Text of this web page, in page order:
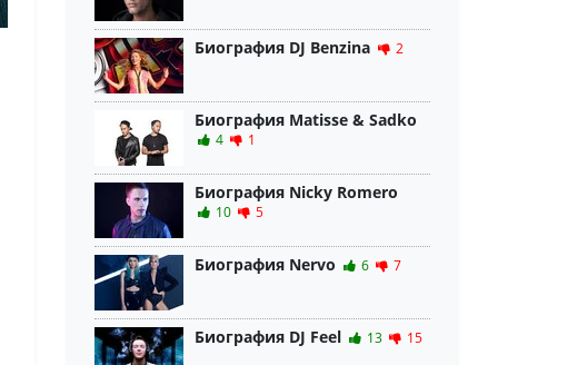
Биография DJ Benzina 2
Биография Matisse & Sadko
4 1
Биография Nicky Romero
10 5
Биография Nervo 6 7
Биография DJ Feel 13 15